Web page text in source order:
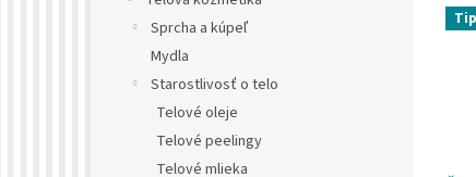
Sprcha a kúpeľ
Mydla
Starostlivosť o telo
Telové oleje
Telové peelingy
Telové mlieka
Tip